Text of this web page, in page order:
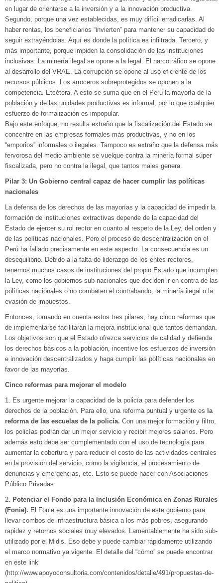
en lugar de orientarse a la inversión y a la innovación productiva.
Segundo, porque una vez establecidas, es muy difícil erradicarlas. Al
haber rentas, los beneficiarios “invierten” para mantener su capacidad de
seguir extrayéndolas. Aquí es donde la política es infiltrada. Tercero, y
más importante, porque impiden la consolidación de las instituciones
inclusivas. La minería ilegal se opone a la legal. El narcotráfico se opone
al desarrollo del VRAE. La corrupción se opone al uso eficiente de los
recursos públicos. Los arroceros sobreprotegidos se oponen a la
competencia. Etcétera. A esto se suma que en el Perú la mayoría de la
población y de las unidades productivas es informal, por lo que cualquier
esfuerzo de formalización es impopular.
Bajo este enfoque, no resulta extraño que la fiscalización del Estado se
concentre en las empresas formales más productivas, y no en los
“emporios” informales o ilegales. Tampoco es extraño que la defensa más
fervorosa del medio ambiente se vuelque contra la minería formal súper
fiscalizada, pero no contra la ilegal, que tantos males genera.
Pilar 3: Un Gobierno central capaz de hacer cumplir las políticas
nacionales
La defensa de los derechos de las mayorías y la capacidad de impedir la
formación de instituciones extractivas depende de la capacidad del
Estado de ejercer su rol rector en cuanto al respeto de la Ley, del orden y
de las políticas nacionales. Pero el proceso de descentralización en el
Perú ha fallado precisamente en este aspecto. La consecuencia es un
desequilibrio. Debido a la falta de liderazgo de los entes rectores,
tenemos muchos casos de instituciones del propio Estado que incumplen
la Ley, como los gobiernos sub-nacionales que deciden ir en contra de las
políticas nacionales o no combaten el contrabando, la minería ilegal o la
evasión de impuestos.
Entonces, tomando en cuenta estos tres pilares, hay cinco reformas que
de implementarse facilitarán la mejora institucional que tantos demandan.
Los objetivos son que el Estado ofrezca servicios de calidad y defienda
los derechos básicos a la población, incentive los esfuerzos de inversión
e innovación descentralizados y haga cumplir las políticas nacionales en
favor de las mayorías.
Cinco reformas para mejorar el modelo
1. Es urgente mejorar la capacidad de la policía para defender los
derechos de la población. Para ello, una reforma puntual y urgente es la
reforma de las escuelas de la policía. Con una mejor formación y filtro,
los policías podrán dar un mejor servicio y recibir mejores salarios. Pero
además esto debe ser complementado con el uso de tecnología para
aumentar la cobertura y para reducir el costo de las actividades centrales
en la provisión del servicio, como la vigilancia, el procesamiento de
denuncias y emergencias, etc. Esto se puede hacer con Asociaciones
Público Privadas.
2.
Potenciar el Fondo para la Inclusión Económica en Zonas Rurales
(Fonie). El Fonie es una importante innovación de este gobierno para
llevar combos de infraestructura básica a los más pobres, asegurando
rapidez y retornos sociales muy elevados. Lamentablemente ha sido sub-
utilizado por el Midis. Eso debe y puede cambiar rápidamente utilizando
el marco normativo ya vigente. El detalle del “cómo” se puede encontrar
en este link
(http://www.apoyoconsultoria.com/contenidos/detalle/491/propuestas-de-